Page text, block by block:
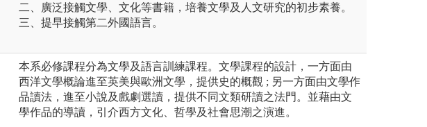
二、廣泛接觸文學、文化等書籍，培養文學及人文研究的初步素養。
三、提早接觸第二外國語言。
本系必修課程分為文學及語言訓練課程。文學課程的設計，一方面由
西洋文學概論進至英美與歐洲文學，提供史的概觀 ; 另一方面由文學作
品讀法，進至小說及戲劇選讀，提供不同文類研讀之法門。並藉由文
學作品的導讀，引介西方文化、哲學及社會思潮之演進。